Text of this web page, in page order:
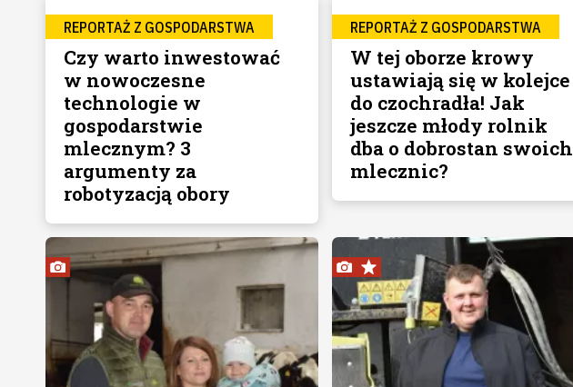
REPORTAŻ Z GOSPODARSTWA
Czy warto inwestować
w nowoczesne
technologie w
gospodarstwie
mlecznym? 3
argumenty za
robotyzacją obory
REPORTAŻ Z GOSPODARSTWA
W tej oborze krowy
ustawiają się w kolejce
do czochradła! Jak
jeszcze młody rolnik
dba o dobrostan swoich
mlecznic?